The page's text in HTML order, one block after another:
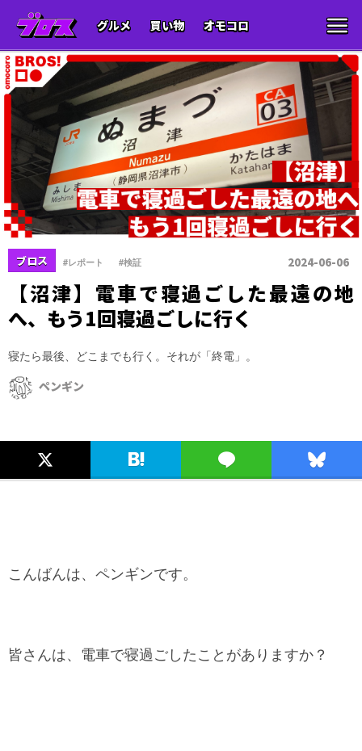
グルメ 買い物 オモコロ
ブロス #レポート #検証 2024-06-06
【沼津】電車で寝過ごした最遠の地
へ、もう1回寝過ごしに行く
寝たら最後、どこまでも行く。それが「終電」。
ペンギン
こんばんは、ペンギンです。
皆さんは、電車で寝過ごしたことがありますか？